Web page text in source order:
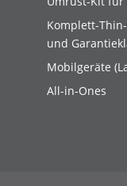
Komplett-
und
Mobilgeräte
All-in-Ones